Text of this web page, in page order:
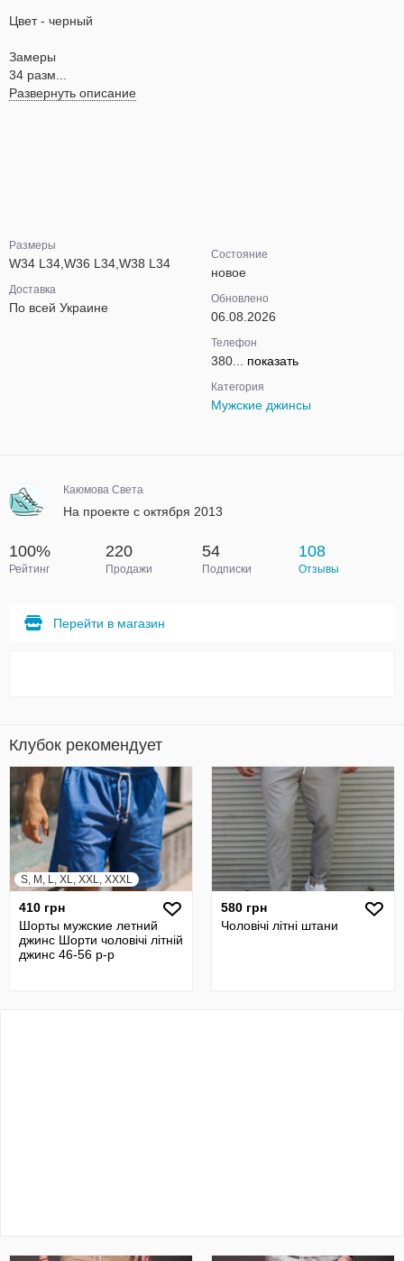
Цвет - черный
Замеры
34 разм...
Развернуть описание
Размеры
W34 L34,W36 L34,W38 L34
Доставка
По всей Украине
Состояние
новое
Обновлено
06.08.2026
Телефон
380... показать
Категория
Мужские джинсы
Каюмова Света
На проекте с октября 2013
100%
Рейтинг
220
Продажи
54
Подписки
108
Отзывы
Перейти в магазин
Клубок рекомендует
S, M, L, XL, XXL, XXXL
410 грн
Шорты мужские летний
джинс Шорти чоловічі літній
джинс 46-56 р-р
580 грн
Чоловічі літні штани